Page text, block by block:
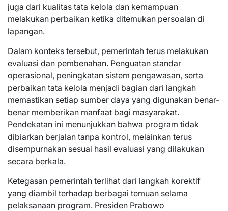
juga dari kualitas tata kelola dan kemampuan
melakukan perbaikan ketika ditemukan persoalan di
lapangan.
Dalam konteks tersebut, pemerintah terus melakukan
evaluasi dan pembenahan. Penguatan standar
operasional, peningkatan sistem pengawasan, serta
perbaikan tata kelola menjadi bagian dari langkah
memastikan setiap sumber daya yang digunakan benar-
benar memberikan manfaat bagi masyarakat.
Pendekatan ini menunjukkan bahwa program tidak
dibiarkan berjalan tanpa kontrol, melainkan terus
disempurnakan sesuai hasil evaluasi yang dilakukan
secara berkala.
Ketegasan pemerintah terlihat dari langkah korektif
yang diambil terhadap berbagai temuan selama
pelaksanaan program. Presiden Prabowo